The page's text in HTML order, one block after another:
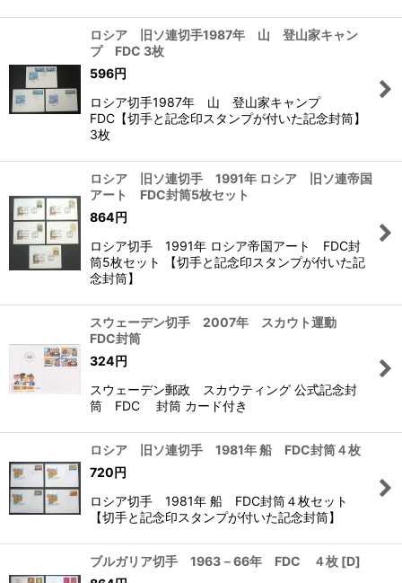
ロシア 旧ソ連切手1987年 山 登山家キャン
プ FDC 3枚
596円
ロシア切手1987年 山 登山家キャンプ
FDC【切手と記念印スタンプが付いた記念封筒】
3枚
ロシア 旧ソ連切手 1991年 ロシア 旧ソ連帝国
アート FDC封筒5枚セット
864円
ロシア切手 1991年 ロシア帝国アート FDC封
筒5枚セット 【切手と記念印スタンプが付いた記
念封筒】
スウェーデン切手 2007年 スカウト運動
FDC封筒
324円
スウェーデン郵政 スカウティング 公式記念封
筒 FDC 封筒 カード付き
ロシア 旧ソ連切手 1981年 船 FDC封筒４枚
720円
ロシア切手 1981年 船 FDC封筒４枚セット
【切手と記念印スタンプが付いた記念封筒】
ブルガリア切手 1963－66年 FDC ４枚 [D]